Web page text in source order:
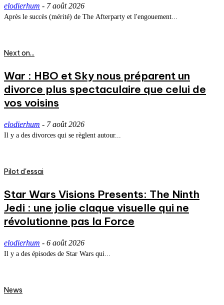
elodierhum - 7 août 2026
Après le succès (mérité) de The Afterparty et l'engouement...
Next on...
War : HBO et Sky nous préparent un
divorce plus spectaculaire que celui de
vos voisins
elodierhum - 7 août 2026
Il y a des divorces qui se règlent autour...
Pilot d'essai
Star Wars Visions Presents: The Ninth
Jedi : une jolie claque visuelle qui ne
révolutionne pas la Force
elodierhum - 6 août 2026
Il y a des épisodes de Star Wars qui...
News